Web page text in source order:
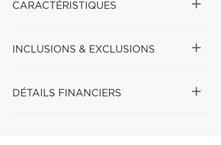
CARACTÉRISTIQUES
INCLUSIONS & EXCLUSIONS
DÉTAILS FINANCIERS